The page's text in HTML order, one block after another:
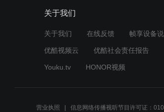
关于我们
关于我们 在线反馈 帧享设备
优酷视频云 优酷社会责任报告
Youku.tv HONOR视频
营业执照 信息网络传播视听节目许可证：